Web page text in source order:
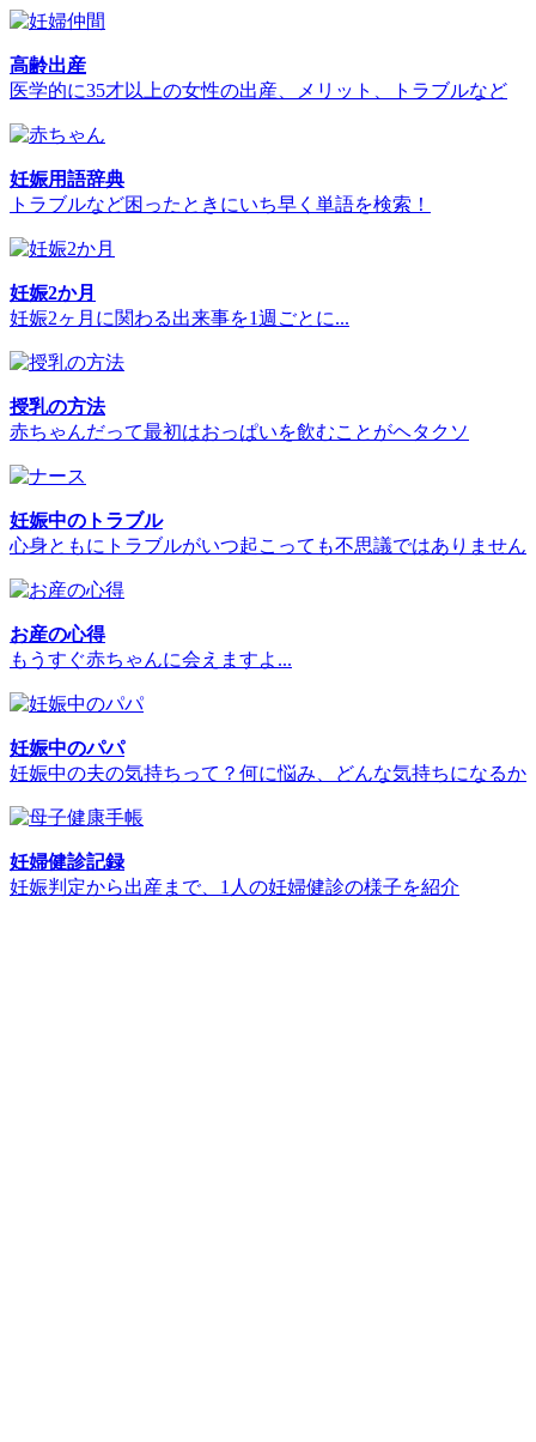
高齢出産
医学的に35才以上の女性の出産、メリット、トラブルなど
妊娠用語辞典
トラブルなど困ったときにいち早く単語を検索！
妊娠2か月
妊娠2ヶ月に関わる出来事を1週ごとに...
授乳の方法
赤ちゃんだって最初はおっぱいを飲むことがヘタクソ
妊娠中のトラブル
心身ともにトラブルがいつ起こっても不思議ではありません
お産の心得
もうすぐ赤ちゃんに会えますよ...
妊娠中のパパ
妊娠中の夫の気持ちって？何に悩み、どんな気持ちになるか
妊婦健診記録
妊娠判定から出産まで、1人の妊婦健診の様子を紹介